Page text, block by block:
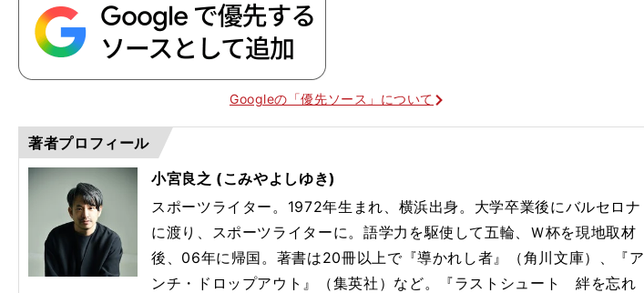
Googleの「優先ソース」について
著者プロフィール
小宮良之 (こみやよしゆき)
スポーツライター。1972年生まれ、横浜出身。大学卒業後にバルセロナ
に渡り、スポーツライターに。語学力を駆使して五輪、Ｗ杯を現地取材
後、06年に帰国。著書は20冊以上で『導かれし者』（角川文庫）、『ア
ンチ・ドロップアウト』（集英社）など。『ラストシュート 絆を忘れ